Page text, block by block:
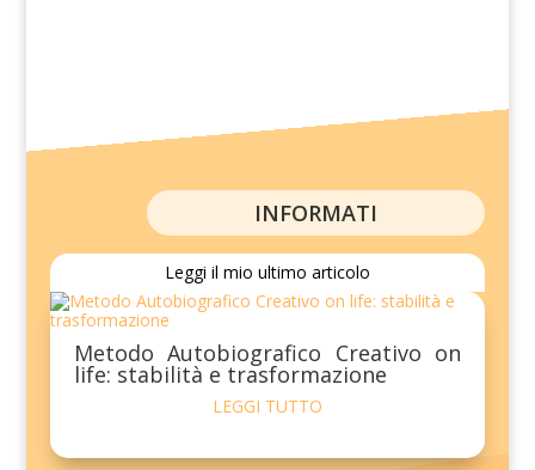
INFORMATI
Leggi il mio ultimo articolo
Metodo Autobiografico Creativo on
life: stabilità e trasformazione
LEGGI TUTTO